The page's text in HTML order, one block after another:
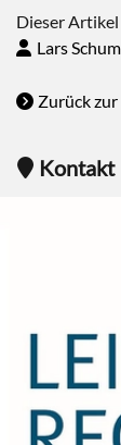
Dieser
Lars
Zurück
Kontakt